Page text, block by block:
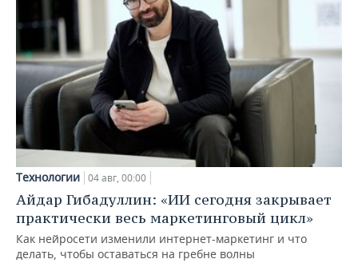
Технологии 04 авг, 00:00
Айдар Гибадуллин: «ИИ сегодня закрывает
практически весь маркетинговый цикл»
Как нейросети изменили интернет-маркетинг и что
делать, чтобы оставаться на гребне волны